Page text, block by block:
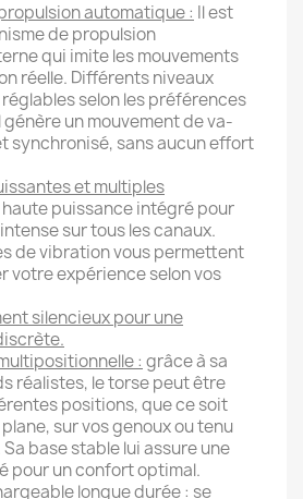
automatique : Il est
de propulsion
qui imite les mouvements
réelle. Différents niveaux
selon les préférences
génère un mouvement de va-
synchronisé, sans aucun effort
et multiples
puissance intégré pour
sur tous les canaux.
de vibration vous permettent
votre expérience selon vos
silencieux pour une
: grâce à sa
réalistes, le torse peut être
positions, que ce soit
sur vos genoux ou tenu
base stable lui assure une
pour un confort optimal.
longue durée : se